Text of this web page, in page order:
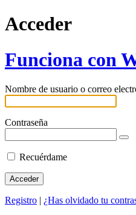
Acceder
Funciona con
Nombre de usuario o correo
Contraseña
Recuérdame
Registro | ¿Has olvidado tu